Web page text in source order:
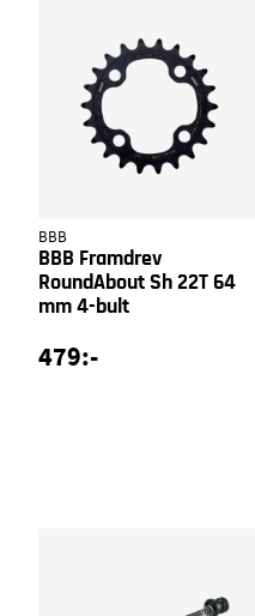
BBB
BBB Framdrev
RoundAbout Sh 22T 64
mm 4-bult
479:-